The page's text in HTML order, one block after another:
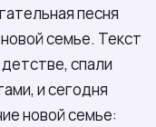
песня
семье. Текст
спали
и сегодня
новой семье: